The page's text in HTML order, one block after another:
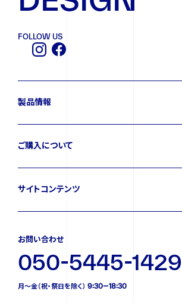
FOLLOW US
製品情報
ご購入について
サイトコンテンツ
お問い合わせ
050-5445-1429
月〜金（祝・祭日を除く） 9:30—18:30